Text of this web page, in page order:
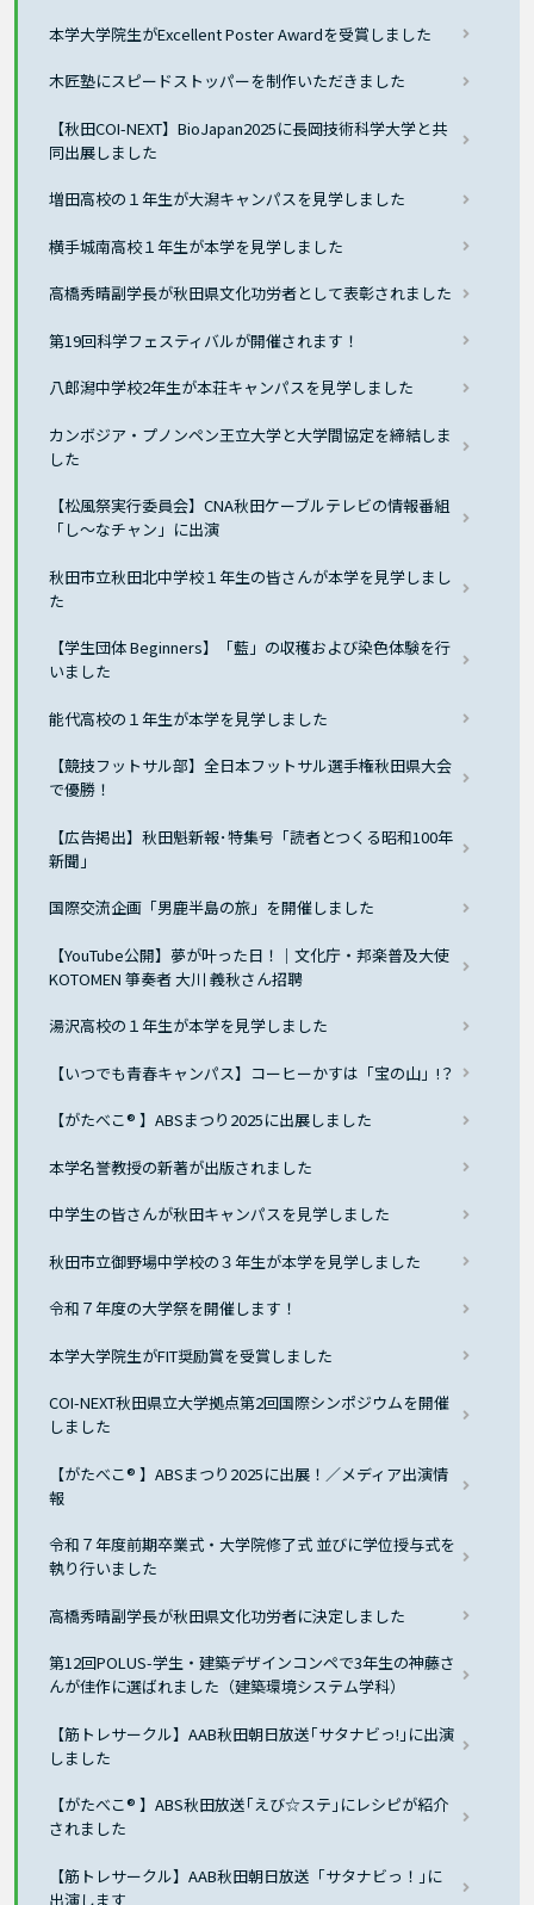
本学大学院生がExcellent Poster Awardを受賞しました
木匠塾にスピードストッパーを制作いただきました
【秋田COI-NEXT】BioJapan2025に長岡技術科学大学と共
同出展しました
増田高校の１年生が大潟キャンパスを見学しました
横手城南高校１年生が本学を見学しました
高橋秀晴副学長が秋田県文化功労者として表彰されました
第19回科学フェスティバルが開催されます！
八郎潟中学校2年生が本荘キャンパスを見学しました
カンボジア・プノンペン王立大学と大学間協定を締結しま
した
【松風祭実行委員会】CNA秋田ケーブルテレビの情報番組
「し～なチャン」に出演
秋田市立秋田北中学校１年生の皆さんが本学を見学しまし
た
【学生団体 Beginners】「藍」の収穫および染色体験を行
いました
能代高校の１年生が本学を見学しました
【競技フットサル部】全日本フットサル選手権秋田県大会
で優勝！
【広告掲出】秋田魁新報･特集号「読者とつくる昭和100年
新聞」
国際交流企画「男鹿半島の旅」を開催しました
【YouTube公開】夢が叶った日！｜文化庁・邦楽普及大使
KOTOMEN 箏奏者 大川 義秋さん招聘
湯沢高校の１年生が本学を見学しました
【いつでも青春キャンパス】コーヒーかすは「宝の山」!？
【がたべこ® 】ABSまつり2025に出展しました
本学名誉教授の新著が出版されました
中学生の皆さんが秋田キャンパスを見学しました
秋田市立御野場中学校の３年生が本学を見学しました
令和７年度の大学祭を開催します！
本学大学院生がFIT奨励賞を受賞しました
COI-NEXT秋田県立大学拠点第2回国際シンポジウムを開催
しました
【がたべこ® 】ABSまつり2025に出展！／メディア出演情
報
令和７年度前期卒業式・大学院修了式 並びに学位授与式を
執り行いました
高橋秀晴副学長が秋田県文化功労者に決定しました
第12回POLUS-学生・建築デザインコンペで3年生の神藤さ
んが佳作に選ばれました（建築環境システム学科）
【筋トレサークル】AAB秋田朝日放送｢サタナビっ!｣に出演
しました
【がたべこ® 】ABS秋田放送｢えび☆ステ｣にレシピが紹介
されました
【筋トレサークル】AAB秋田朝日放送「サタナビっ！｣に
出演します